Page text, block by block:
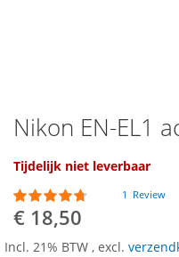
Ga
naar
het
begin
van
de
afbeeldingen-
gallerij
Nikon EN-EL1
Tijdelijk niet leverbaar
Waardering:
90
% of100
1 Review
€ 18,50
Incl. 21% BTW , excl.